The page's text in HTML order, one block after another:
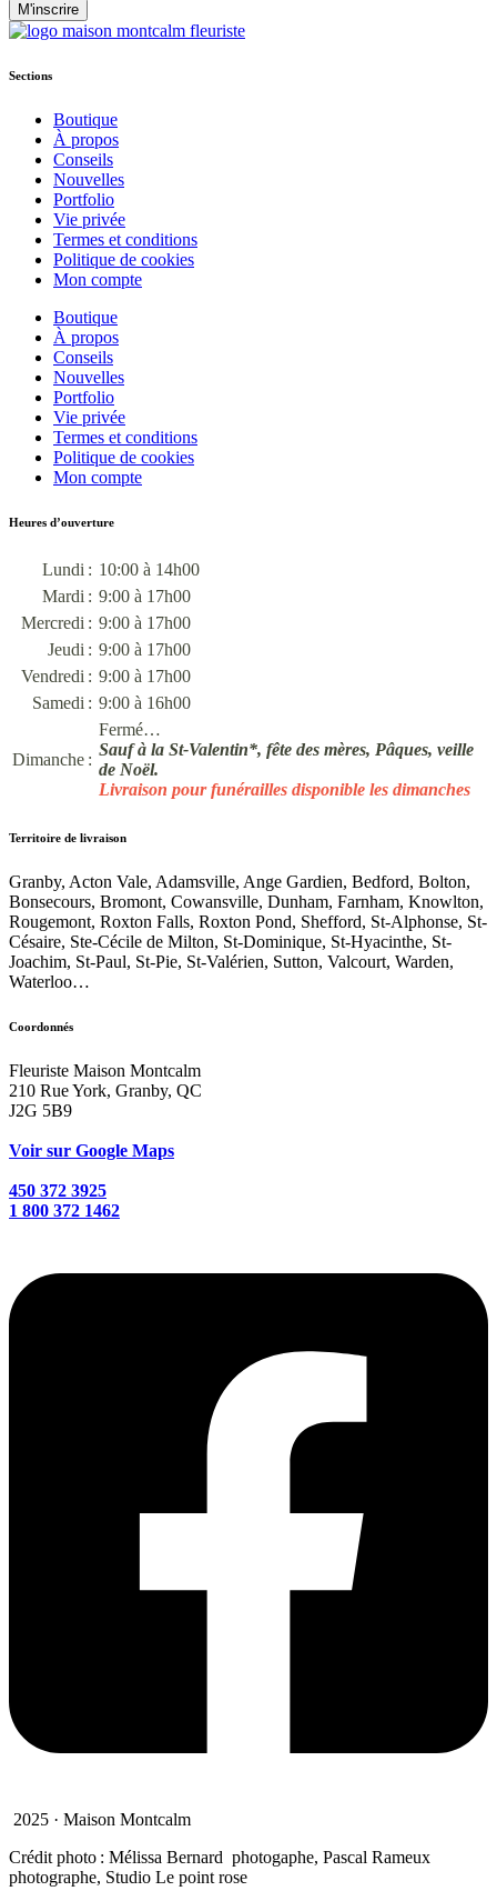
M'inscrire
Sections
Boutique
À propos
Conseils
Nouvelles
Portfolio
Vie privée
Termes et conditions
Politique de cookies
Mon compte
Boutique
À propos
Conseils
Nouvelles
Portfolio
Vie privée
Termes et conditions
Politique de cookies
Mon compte
Heures d’ouverture
Lundi : 10:00 à 14h00
Mardi : 9:00 à 17h00
Mercredi : 9:00 à 17h00
Jeudi : 9:00 à 17h00
Vendredi : 9:00 à 17h00
Samedi : 9:00 à 16h00
Dimanche :
Fermé…
Sauf à la St-Valentin*, fête des mères, Pâques, veille
de Noël.
Livraison pour funérailles disponible les dimanches
Territoire de livraison
Granby, Acton Vale, Adamsville, Ange Gardien, Bedford, Bolton,
Bonsecours, Bromont, Cowansville, Dunham, Farnham, Knowlton,
Rougemont, Roxton Falls, Roxton Pond, Shefford, St-Alphonse, St-
Césaire, Ste-Cécile de Milton, St-Dominique, St-Hyacinthe, St-
Joachim, St-Paul, St-Pie, St-Valérien, Sutton, Valcourt, Warden,
Waterloo…
Coordonnés
Fleuriste Maison Montcalm
210 Rue York, Granby, QC
J2G 5B9
Voir sur Google Maps
450 372 3925
1 800 372 1462
2025 · Maison Montcalm
Crédit photo : Mélissa Bernard photogaphe, Pascal Rameux
photographe, Studio Le point rose